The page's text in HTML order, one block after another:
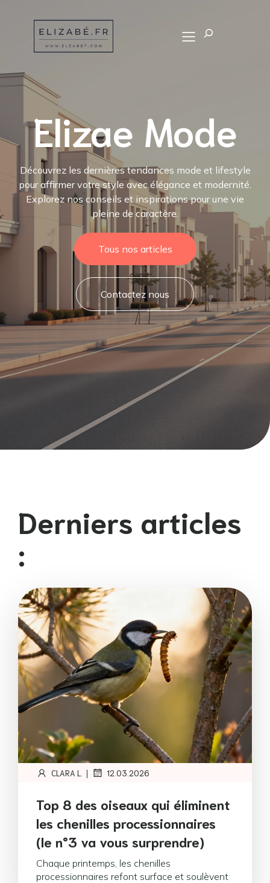
Elizae Mode
Découvrez les dernières tendances mode et lifestyle
pour affirmer votre style avec élégance et modernité.
Explorez nos conseils et inspirations pour une vie
pleine de caractère.
Tous nos articles
Contactez nous
Derniers articles
:
CLARA L. | 12.03.2026
Top 8 des oiseaux qui éliminent
les chenilles processionnaires
(le n°3 va vous surprendre)
Chaque printemps, les chenilles
processionnaires refont surface et soulèvent